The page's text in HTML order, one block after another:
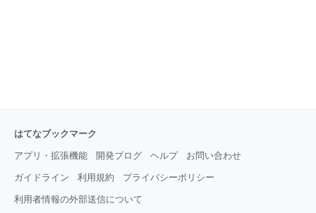
はてなブックマーク
アプリ・拡張機能 開発ブログ ヘルプ お問い合わせ
ガイドライン 利用規約 プライバシーポリシー
利用者情報の外部送信について